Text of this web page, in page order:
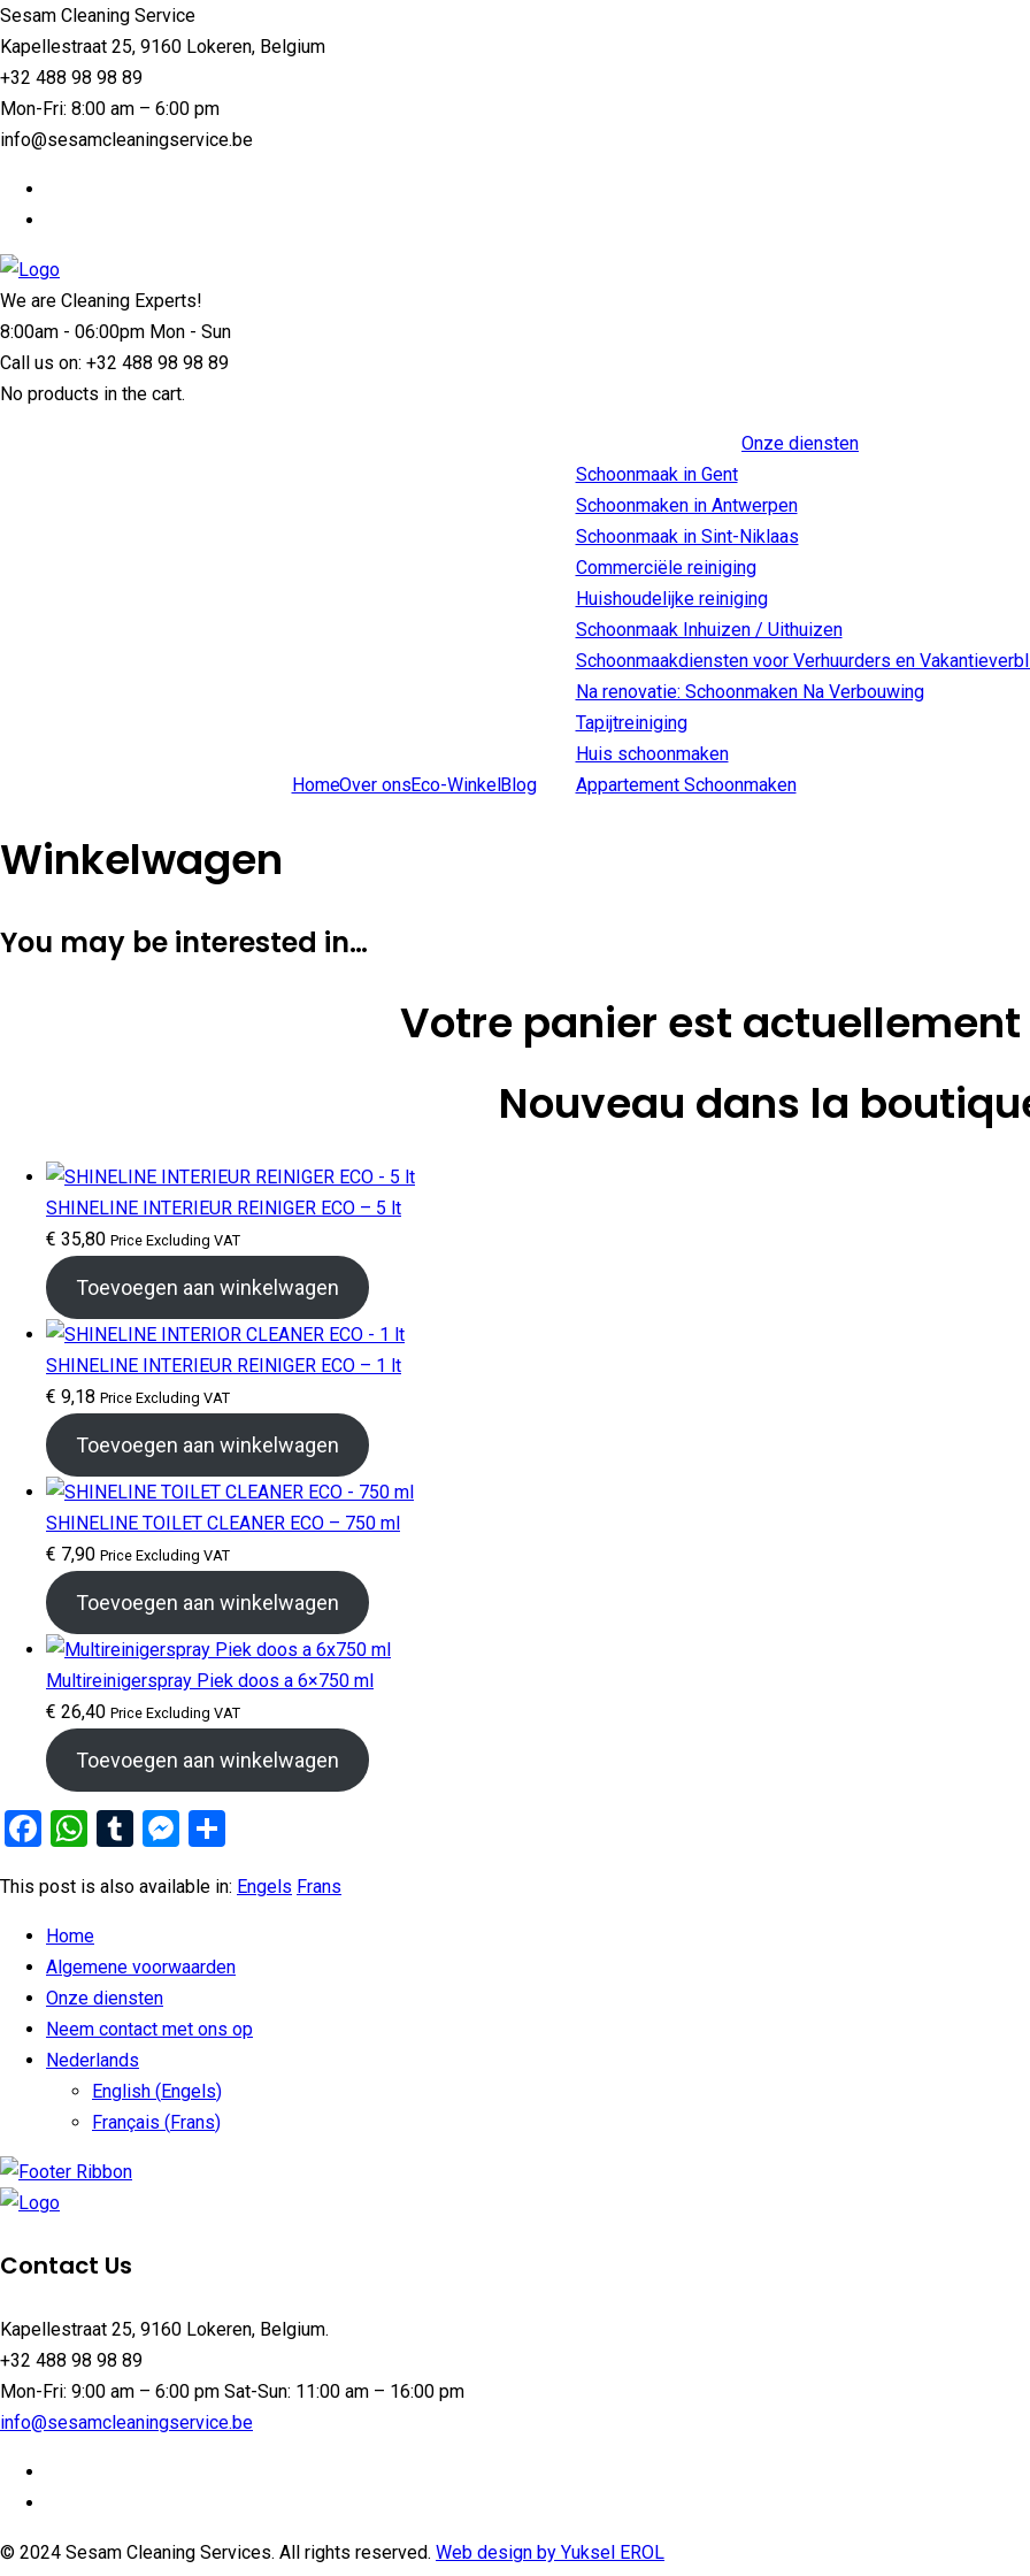
Sesam Cleaning Service
Kapellestraat 25, 9160 Lokeren, Belgium
+32 488 98 98 89
Mon-Fri: 8:00 am – 6:00 pm
info@sesamcleaningservice.be
We are Cleaning Experts!
8:00am - 06:00pm Mon - Sun
Call us on: +32 488 98 98 89
No products in the cart.
HomeOver onsEco-WinkelBlog
Onze diensten
Schoonmaak in Gent
Schoonmaken in Antwerpen
Schoonmaak in Sint-Niklaas
Commerciële reiniging
Huishoudelijke reiniging
Schoonmaak Inhuizen / Uithuizen
Schoonmaakdiensten voor Verhuurders en
Na renovatie: Schoonmaken Na Verbouwing
Tapijtreiniging
Huis schoonmaken
Appartement Schoonmaken
Winkelwagen
You may be interested in…
Votre panier est
Nouveau dans la
SHINELINE INTERIEUR REINIGER ECO – 5 lt
€ 35,80 Price Excluding VAT
Toevoegen aan winkelwagen
SHINELINE INTERIEUR REINIGER ECO – 1 lt
€ 9,18 Price Excluding VAT
Toevoegen aan winkelwagen
SHINELINE TOILET CLEANER ECO – 750 ml
€ 7,90 Price Excluding VAT
Toevoegen aan winkelwagen
Multireinigerspray Piek doos a 6×750 ml
€ 26,40 Price Excluding VAT
Toevoegen aan winkelwagen
Facebook
WhatsApp
TumblrMessenger
This post is also available in: Engels Frans
Home
Algemene voorwaarden
Onze diensten
Neem contact met ons op
Nederlands
English (Engels)
Français (Frans)
Contact Us
Kapellestraat 25, 9160 Lokeren, Belgium.
+32 488 98 98 89
Mon-Fri: 9:00 am – 6:00 pm Sat-Sun: 11:00 am – 16:00 pm
info@sesamcleaningservice.be
© 2024 Sesam Cleaning Services. All rights reserved. Web design by Yuksel EROL